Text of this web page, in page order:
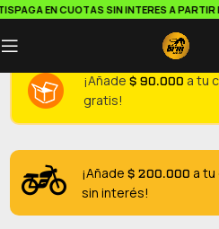
PAGA EN CUOTAS SIN INTERES A PARTIR
¡Añade $90.000 a tu
gratis!
¡Añade $200.000 a
sin interés!